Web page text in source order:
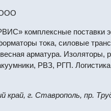
поставки
тока, силовые
арматура. Изоляторы,
РВЗ, РГП.
край, г. Ставрополь, пр.